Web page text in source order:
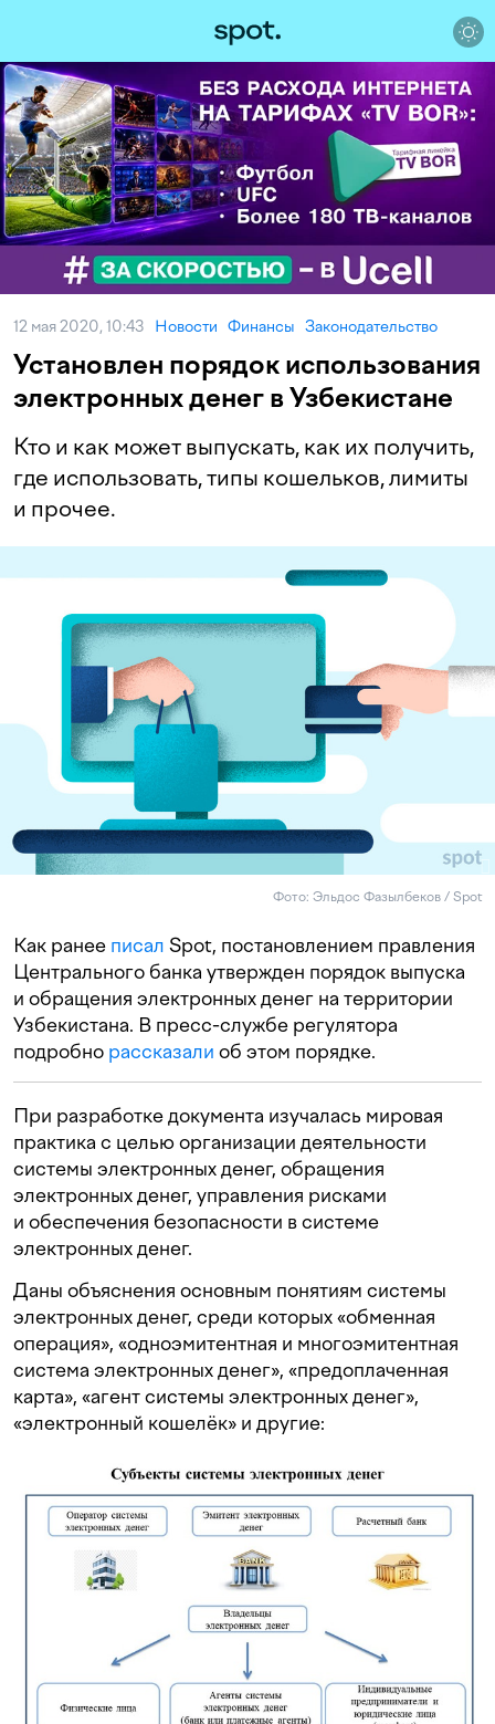
12 мая 2020, 10:43 Новости Финансы Законодательство
Установлен порядок использования
электронных денег в Узбекистане
Кто и как может выпускать, как их получить,
где использовать, типы кошельков, лимиты
и прочее.
Фото: Эльдос Фазылбеков / Spot
Как ранее писал Spot, постановлением правления
Центрального банка утвержден порядок выпуска
и обращения электронных денег на территории
Узбекистана. В пресс-службе регулятора
подробно рассказали об этом порядке.
При разработке документа изучалась мировая
практика с целью организации деятельности
системы электронных денег, обращения
электронных денег, управления рисками
и обеспечения безопасности в системе
электронных денег.
Даны объяснения основным понятиям системы
электронных денег, среди которых «обменная
операция», «одноэмитентная и многоэмитентная
система электронных денег», «предоплаченная
карта», «агент системы электронных денег»,
«электронный кошелёк» и другие: